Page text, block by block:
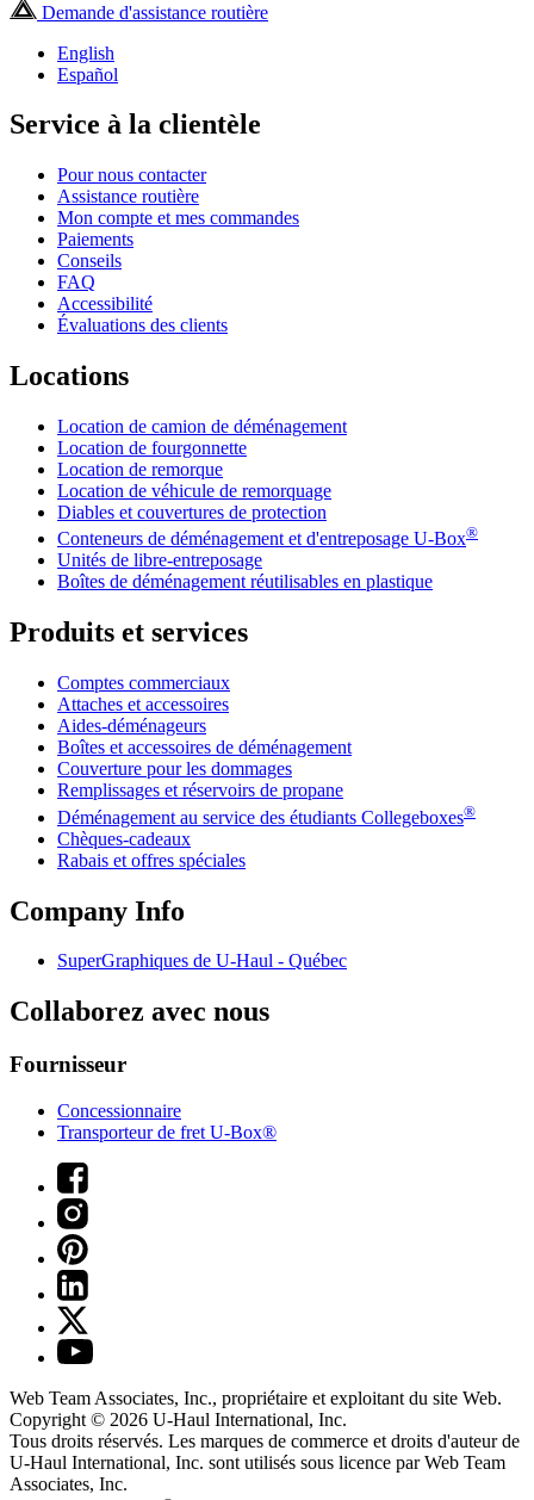
Demande d'assistance routière
English
Español
Service à la clientèle
Pour nous contacter
Assistance routière
Mon compte et mes commandes
Paiements
Conseils
FAQ
Accessibilité
Évaluations des clients
Locations
Location de camion de déménagement
Location de fourgonnette
Location de remorque
Location de véhicule de remorquage
Diables et couvertures de protection
Conteneurs de déménagement et d'entreposage U-Box®
Unités de libre-entreposage
Boîtes de déménagement réutilisables en plastique
Produits et services
Comptes commerciaux
Attaches et accessoires
Aides-déménageurs
Boîtes et accessoires de déménagement
Couverture pour les dommages
Remplissages et réservoirs de propane
Déménagement au service des étudiants Collegeboxes®
Chèques-cadeaux
Rabais et offres spéciales
Company Info
SuperGraphiques de U-Haul - Québec
Collaborez avec nous
Fournisseur
Concessionnaire
Transporteur de fret U-Box®
Web Team Associates, Inc., propriétaire et exploitant du site Web.
Copyright © 2026 U-Haul International, Inc.
Tous droits réservés. Les marques de commerce et droits d'auteur de
U-Haul International, Inc. sont utilisés sous licence par Web Team
Associates, Inc.